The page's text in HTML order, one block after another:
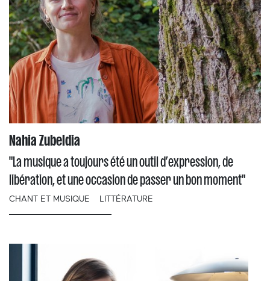
Nahia Zubeldia
"La musique a toujours été un outil d’expression, de
libération, et une occasion de passer un bon moment"
CHANT ET MUSIQUE LITTÉRATURE